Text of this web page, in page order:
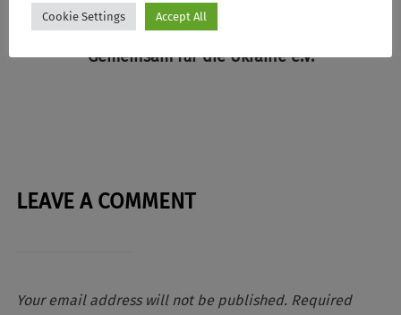
WRITTEN BY
Gemeinsam für die Ukraine e.V.
LEAVE A COMMENT
Your email address will not be published. Required
Cookie Settings Accept All